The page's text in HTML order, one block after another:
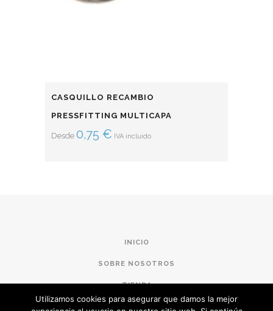
CASQUILLO RECAMBIO
PRESSFITTING MULTICAPA
Desde 0,75 € IVA incluido
INICIO
SOBRE NOSOTROS
TIENDA
CONDICIONES DE COMPRA
Utilizamos cookies para asegurar que damos la mejor